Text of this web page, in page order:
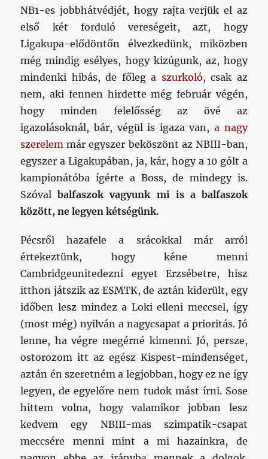
NB1-es jobbhátvédjét, hogy rajta verjük el az
első két forduló vereségeit, azt, hogy
Ligakupa-elődöntőn élvezkedünk, miközben
még mindig esélyes, hogy kizúgunk, az, hogy
mindenki hibás, de főlega szurkoló, csak az
nem, aki fennen hirdette még február végén,
hogy minden felelősség az övé az
igazolásoknál, bár, végül is igaza van, a nagy
szerelem már egyszer beköszönt az NBIII-ban,
egyszer a Ligakupában, ja, kár, hogy a 10 gólt a
kampionátóba ígérte a Boss, de mindegy is.
Szóvalbalfaszok vagyunk mi is a balfaszok
között, ne legyen kétségünk.
Pécsről hazafele a srácokkal már arról
értekeztünk, hogy kéne menni
Cambridgeunitedezni egyet Erzsébetre, hisz
itthon játszik az ESMTK, de aztán kiderült, egy
időben lesz mindez a Loki elleni meccsel, így
(most még) nyilván a nagycsapat a prioritás. Jó
lenne, ha végre megérné kimenni. Jó, persze,
ostorozom itt az egész Kispest-mindenséget,
aztán én szeretném a legjobban, hogy ez ne így
legyen, de egyelőre nem tudok mást írni. Sose
hittem volna, hogy valamikor jobban lesz
kedvem egy NBIII-mas szimpatik-csapat
meccsére menni mint a mi hazainkra, de